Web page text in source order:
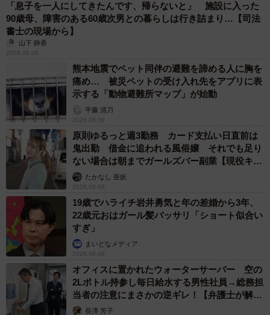
2/4
真っ青な目をしたヤドカリ 画像提供：でんかさん
さらに「採集できる大きさの生物が好きですので、今後
も比較的小さな生物を対象に活動したいと思っています。
今はヤドカリをメインに活動していますが、思わぬ出会い
からのめり込んでしまうようなおもしろい生物も出てくる
「息子を一人にしてきたんです、帰らないと」 施設に入った
90歳母、障害のある60歳次男との暮らしは行き詰まり…【司法
書士の現場から】
山下 静香
2026.08.08
熊本地震でペット同伴の避難を諦める人に胸を
痛め… 被災ペットの受け入れ先をアプリに表
示する「動物避難所マップ」が始動
平藤 清刀
2026.08.08
原則ゆるっと週3勤務 カード支払い日直前は
鬼出勤 借金に追われる風俗嬢 それでも足り
ない場合は朝までガールズバー副業【現役キャ
ストに取材】
たかなし 亜妖
2026.08.08
19歳でハライチ岩井勇気と年の差婚から3年、
22歳元おはガール髪バッサリ「ショート似合い
すぎ」
まいどなメディア
2026.08.08
オフィスに置かれたウォーターサーバー 空の
2Lボトル持参し毎日給水する男性社員→総務担
当者の注意にまさかの逆ギレ！【弁護士が解
説】長澤 芳子